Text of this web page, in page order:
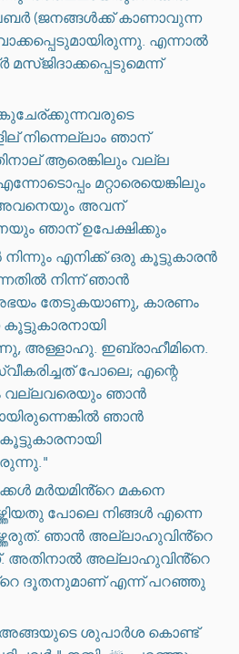
എന്നാൽ
നിന്നെല്ലാം ഞാന്
ആരെങ്കിലും വല്ല
മറ്റാരെയെങ്കിലും
അവനെയും അവന്
ഞാന് ഉപേക്ഷിക്കും
നിന്നും എനിക്ക് ഒരു കൂട്ടുകാരൻ
നിന്ന് ഞാൻ
തേടുകയാണു, കാരണം
അള്ളാഹു. ഇബ്രാഹീമിനെ.
പോലെ; എന്റെ
വല്ലവരെയും ഞാൻ
ഞാൻ
മർയമിൻ്റെ മകനെ
പോലെ നിങ്ങൾ എന്നെ
ഞാൻ അല്ലാഹുവിൻ്റെ
അതിനാൽ അല്ലാഹുവിൻ്റെ
ദൂതനുമാണ് എന്ന് പറഞ്ഞു
ശുപാർശ കൊണ്ട്